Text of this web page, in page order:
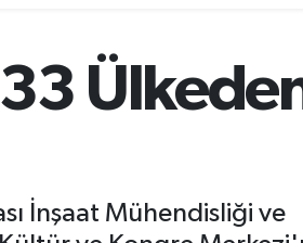
%0
33
İnşaat Mühendisliği ve